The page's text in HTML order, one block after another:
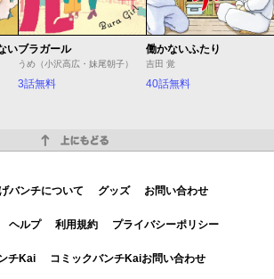
いブラガール
うめ（小沢高広・妹尾朝子）
3話無料
働かないふたり
吉田 覚
40話無料
バンチについて グッズ お問い合わせ
ヘルプ 利用規約 プライバシーポリシー
チKai コミックバンチKaiお問い合わせ